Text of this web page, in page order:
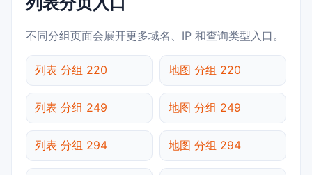
不同分组页面会展开更多域名、IP 和查询类型入口。
列表 分组 220 地图 分组 220
列表 分组 249 地图 分组 249
列表 分组 294 地图 分组 294